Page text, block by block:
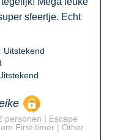
sfeertje. Echt
Uitstekend
personen | Escape
First timer | Other